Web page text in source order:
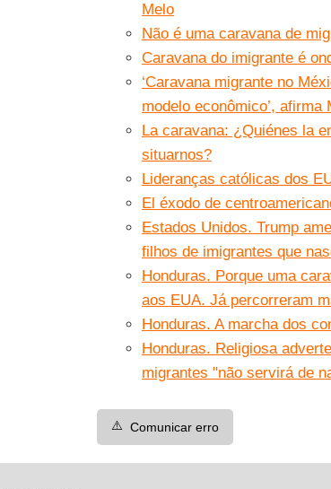
Melo
Não é uma caravana de
Caravana do imigrante é
‘Caravana migrante no
modelo econômico’, afirma
La caravana: ¿Quiénes la
situarnos?
Lideranças católicas dos
El éxodo de
Estados Unidos. Trump
filhos de imigrantes que
Honduras. Porque uma
aos EUA. Já percorreram
Honduras. A marcha dos
Honduras. Religiosa
migrantes "não servirá de
⚠️ Comunicar erro